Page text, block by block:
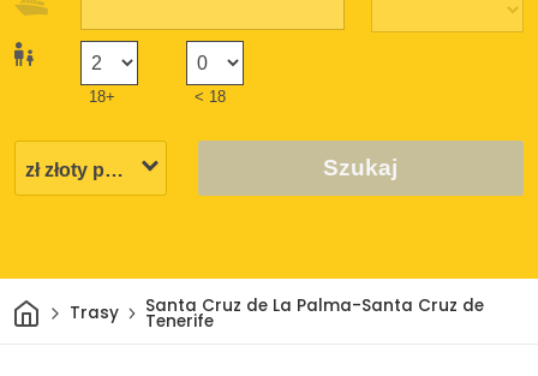
18+ < 18
Szukaj
DomTrasy Santa Cruz de La Palma-Santa Cruz de
Tenerife